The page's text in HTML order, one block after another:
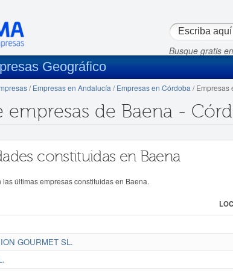
Busque gratis
Geográfico
/Empresas en Andalucía /Empresas en Córdoba / Empresas
de Baena -
constituidas en Baena
últimas empresas constituidas en Baena.
GOURMET SL.